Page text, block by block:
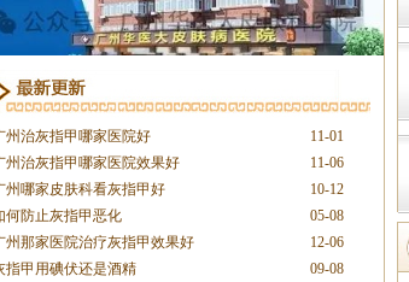
11-01
州治灰指甲哪家医院好
11-06
州治灰指甲哪家医院效果好
10-12
州哪家皮肤科看灰指甲好
05-08
何防止灰指甲恶化
12-06
州那家医院治疗灰指甲效果好
09-08
指甲用碘伏还是酒精